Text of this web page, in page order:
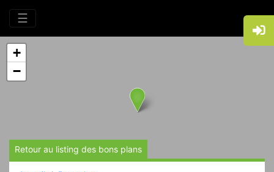
☰
+
−
Retour au listing des bons plans